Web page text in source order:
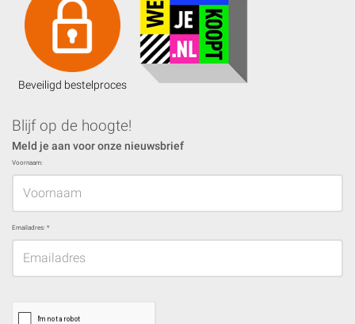
Beveiligd bestelproces
Blijf op de hoogte!
Meld je aan voor onze nieuwsbrief
Voornaam:
Emailadres: *